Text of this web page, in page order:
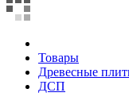
Товары
Древесные
ДСП